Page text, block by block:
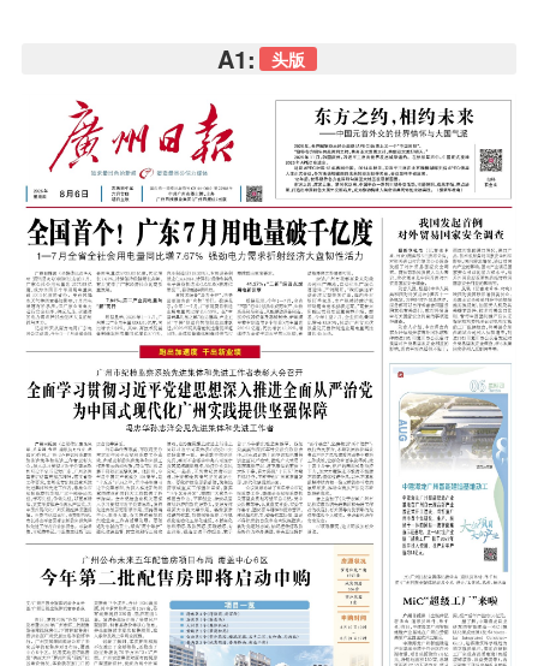
A1: 头版